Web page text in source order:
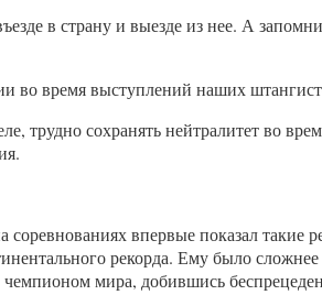
в страну и выезде из нее. А
во время выступлений наших
сохранять нейтралитет во
впервые показал такие
рекорда. Ему было
мира, добившись